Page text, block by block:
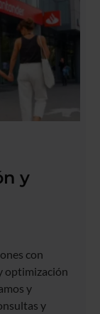
y
con
optimización
y
y